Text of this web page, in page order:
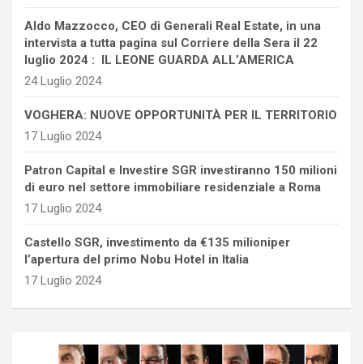
Aldo Mazzocco, CEO di Generali Real Estate, in una
intervista a tutta pagina sul Corriere della Sera il 22
luglio 2024 : IL LEONE GUARDA ALL’AMERICA
24 Luglio 2024
VOGHERA: NUOVE OPPORTUNITÀ PER IL TERRITORIO
17 Luglio 2024
Patron Capital e Investire SGR investiranno 150 milioni
di euro nel settore immobiliare residenziale a Roma
17 Luglio 2024
Castello SGR, investimento da €135 milioniper
l’apertura del primo Nobu Hotel in Italia
17 Luglio 2024